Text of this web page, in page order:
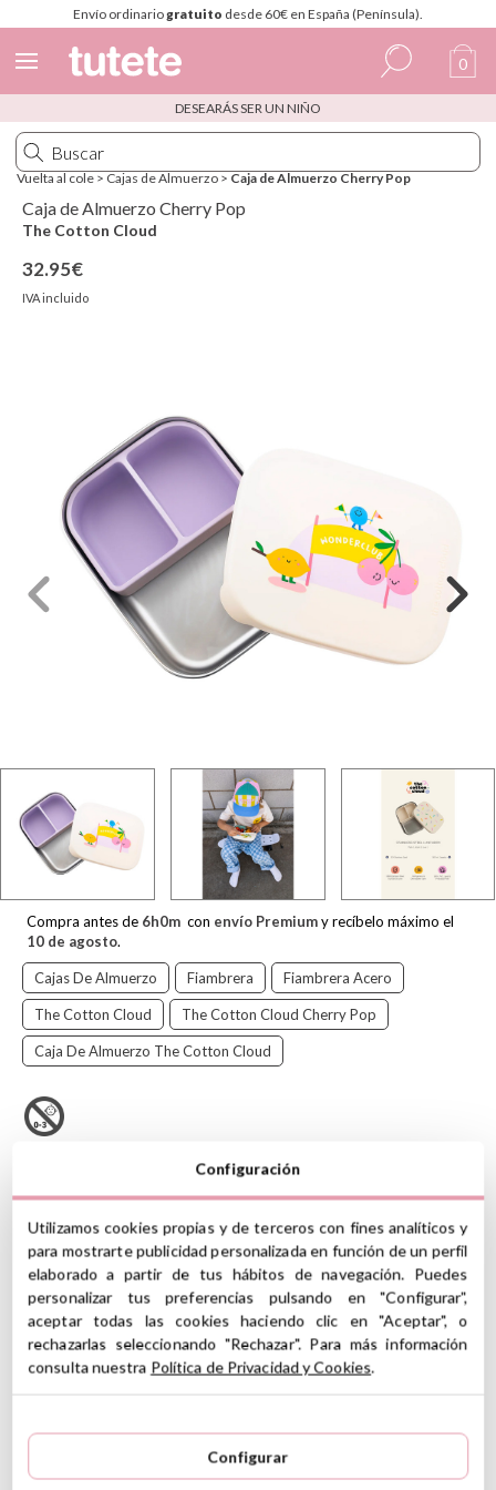
Envío ordinariogratuito desde 60€ en España (Península).
Español
Italiano
Inglés
0
DESEARÁS SER UN NIÑO
Vuelta al cole > Cajas de Almuerzo > Caja de Almuerzo Cherry Pop
Caja de Almuerzo Cherry Pop
The Cotton Cloud
32.95€
IVA incluido
Compra antes de 6h0m con envío Premiumy recíbelo máximo el
10 de agosto.
Cajas De Almuerzo Fiambrera Fiambrera Acero
The Cotton Cloud The Cotton Cloud Cherry Pop
Caja De Almuerzo The Cotton Cloud
The Cotton Cloud
También te permite congelar sus comidad favoritas o llevarlas
frescas. Es perfecto para llevar al colegio, de excursión o de viaje.
The Cotton Cloud
es una marca que fué fundada por una mamá
de Trier (Alemania) especializada en producir exquisitos juegos de
vajilla para bebés y niños. Podrás encontrar una gran variedad de
artículos para el día a día de los peques, donde los sueños y las
soluciones prácticas se unen.
Material caja: acero inoxidable 304
Material tapa: Silicona LFGB calidad alimentaria
Configuración
Utilizamos cookies propias y de terceros con fines analíticos y
para mostrarte publicidad personalizada en función de un perfil
elaborado a partir de tus hábitos de navegación. Puedes
personalizar tus preferencias pulsando en "Configurar",
aceptar todas las cookies haciendo clic en "Aceptar", o
rechazarlas seleccionando "Rechazar". Para más información
consulta nuestra Política de Privacidad y Cookies.
Configurar